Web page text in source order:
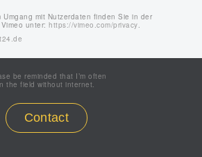
Umgang mit Nutzerdaten finden Sie in der
Vimeo unter:https://vimeo.com/privacy
be reminded that I’m often
the field without internet.
Contact